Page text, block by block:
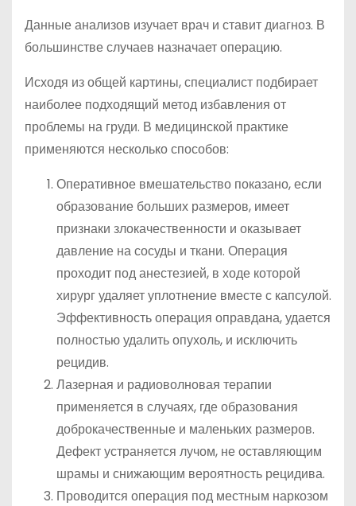
Данные анализов изучает врач и ставит диагноз. В
большинстве случаев назначает операцию.
Исходя из общей картины, специалист подбирает
наиболее подходящий метод избавления от
проблемы на груди. В медицинской практике
применяются несколько способов:
Оперативное вмешательство показано, если
образование больших размеров, имеет
признаки злокачественности и оказывает
давление на сосуды и ткани. Операция
проходит под анестезией, в ходе которой
хирург удаляет уплотнение вместе с капсулой.
Эффективность операция оправдана, удается
полностью удалить опухоль, и исключить
рецидив.
Лазерная и радиоволновая терапии
применяется в случаях, где образования
доброкачественные и маленьких размеров.
Дефект устраняется лучом, не оставляющим
шрамы и снижающим вероятность рецидива.
Проводится операция под местным наркозом